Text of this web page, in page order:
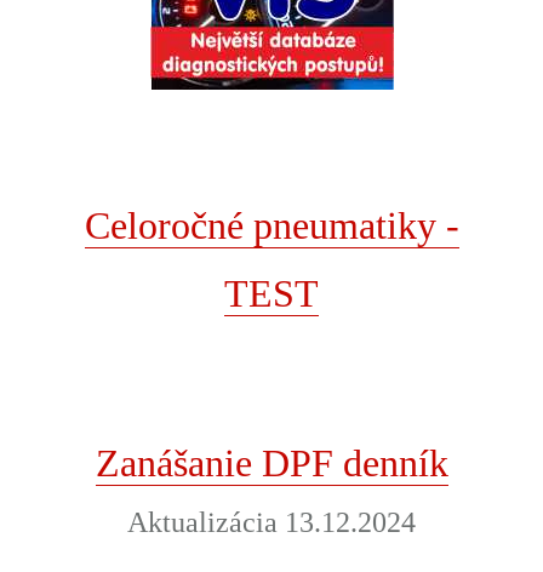
Celoročné pneumatiky -
TEST
Zanášanie DPF denník
Aktualizácia 13.12.2024